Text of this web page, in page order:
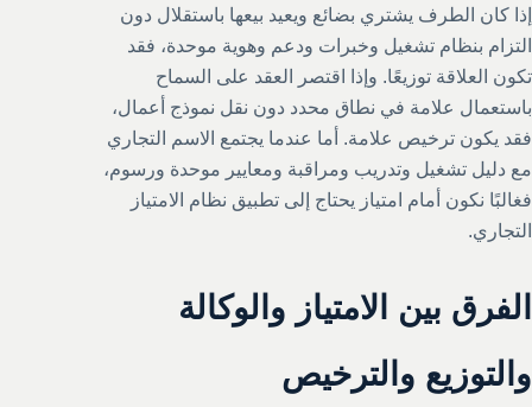
إذا كان الطرف يشتري بضائع ويعيد بيعها باستقلال دون
التزام بنظام تشغيل وخبرات ودعم وهوية موحدة، فقد
تكون العلاقة توزيعًا. وإذا اقتصر العقد على السماح
باستعمال علامة في نطاق محدد دون نقل نموذج أعمال،
فقد يكون ترخيص علامة. أما عندما يجتمع الاسم التجاري
مع دليل تشغيل وتدريب ومراقبة ومعايير موحدة ورسوم،
فغالبًا نكون أمام امتياز يحتاج إلى تطبيق نظام الامتياز
التجاري.
الفرق بين الامتياز والوكالة
والتوزيع والترخيص